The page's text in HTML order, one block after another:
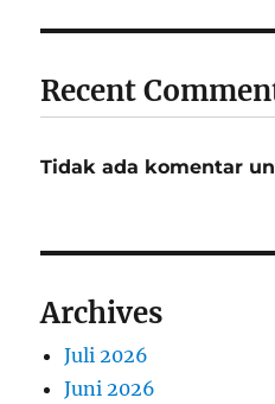
Recent
Tidak ada komentar
Archives
Juli 2026
Juni 2026